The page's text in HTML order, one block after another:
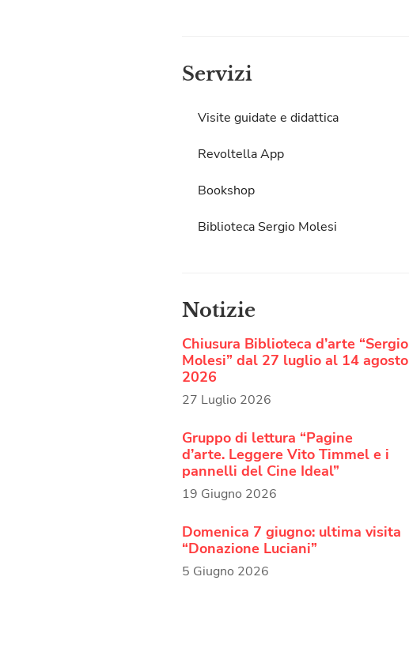
Servizi
Visite guidate e didattica
Revoltella App
Bookshop
Biblioteca Sergio Molesi
Notizie
Chiusura Biblioteca d’arte “Sergio
Molesi” dal 27 luglio al 14 agosto
2026
27 Luglio 2026
Gruppo di lettura “Pagine
d’arte. Leggere Vito Timmel e i
pannelli del Cine Ideal”
19 Giugno 2026
Domenica 7 giugno: ultima visita
“Donazione Luciani”
5 Giugno 2026